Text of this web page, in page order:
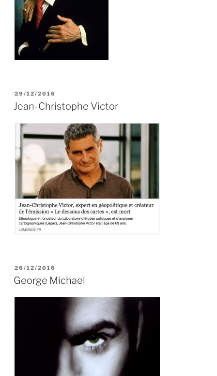
PUBLIÉ
LE
29/12/2016
Jean-Christophe Victor
PUBLIÉ
LE
26/12/2016
George Michael